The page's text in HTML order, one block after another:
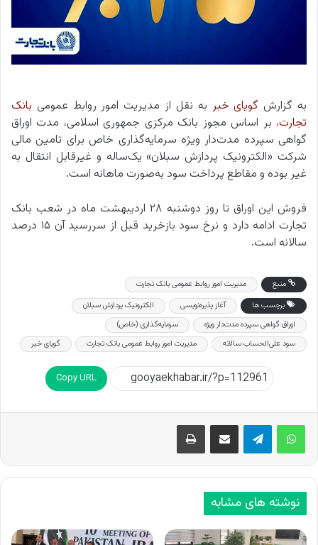
به گزارش گویای خبر به نقل از مدیریت امور روابط‌ عمومی بانک
تجارت، بر اساس مجوز بانک مرکزی جمهوری اسلامی، مدت اوراق
گواهی سپرده مدت‌دار ویژه سرمایه‌گذاری خاص برای تامین مالی
شرکت «الکترونیک پردازش سبلان» یک‌ساله و غیرقابل انتقال به
غیر بوده و مقاطع پرداخت سود به‌صورت ماهانه است.
فروش این اوراق تا روز دوشنبه ۲۸ اردیبهشت ماه در شعب بانک
تجارت ادامه دارد و نرخ سود بازخرید قبل از سررسید آن ۱۵ درصد
سالانه است.
منبع
مدیریت امور روابط‌ عمومی بانک تجارت
برچسب ها
آغاز پذیره‌نویسی
الکترونیک پردازش سبلان
اوراق گواهی سپرده مدت‌دار ویژه
سرمایه‌گذاری (خاص)
سود علی‌الحساب سالانه
مدیریت امور روابط‌ عمومی بانک تجارت گویای خبر
Copy URL
اشتراک گذاری از طریق ایمیل چاپ
نوشته های مشابه